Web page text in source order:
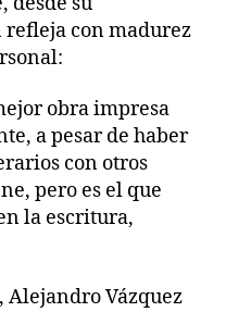
refleja con madurez
obra impresa
a pesar de haber
con otros
pero es el que
la escritura,
Alejandro Vázquez